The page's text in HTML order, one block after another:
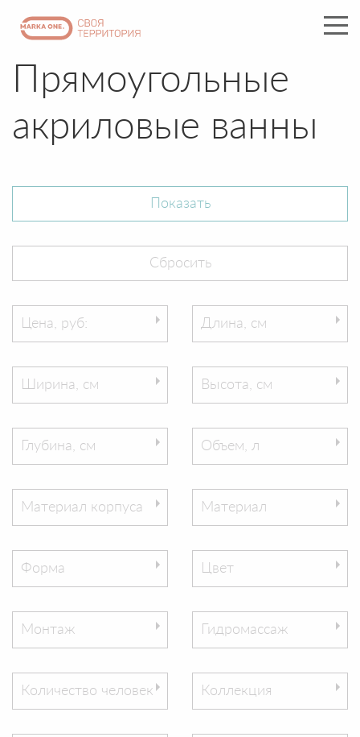
Прямоугольные
акриловые ванны
Цена, руб: Длина, см
Ширина, см Высота, см
Глубина, см Объем, л
Материал корпуса Материал
Форма Цвет
Монтаж Гидромассаж
Количество человек Коллекция